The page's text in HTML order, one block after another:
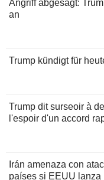
Angriff abgesagt:
an
Trump kündigt für
Trump dit surseoir à
l'espoir d'un accord
Irán amenaza con
países si EEUU lanza